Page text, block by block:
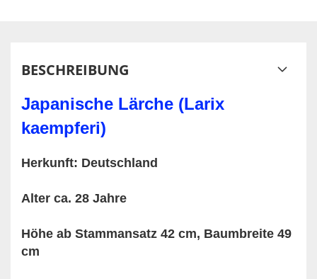
BESCHREIBUNG
Japanische Lärche (Larix
kaempferi)
Herkunft: Deutschland
Alter ca. 28 Jahre
Höhe ab Stammansatz 42 cm, Baumbreite 49
cm